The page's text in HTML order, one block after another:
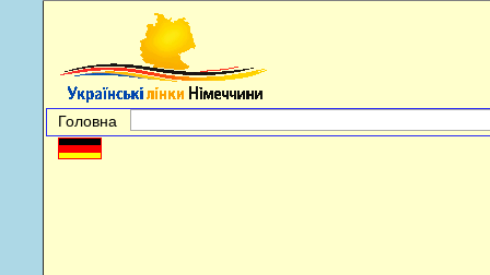
Головна